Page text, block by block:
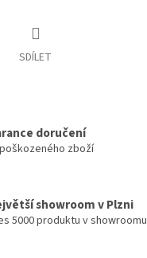
SDÍLET
doručení
zboží
showroom v Plzni
5000 produktu v showroomu